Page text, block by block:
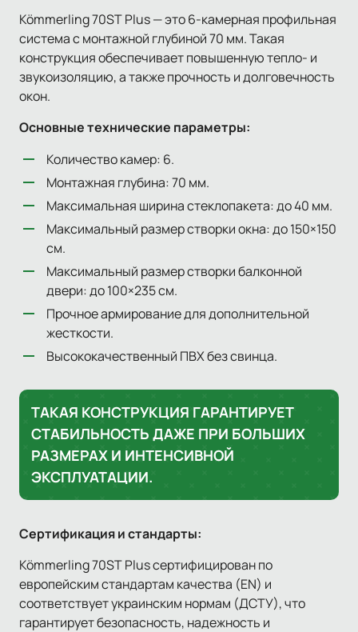
Kömmerling 70ST Plus — это 6-камерная профильная
система с монтажной глубиной 70 мм. Такая
конструкция обеспечивает повышенную тепло- и
звукоизоляцию, а также прочность и долговечность
окон.
Основные технические параметры:
Количество камер: 6.
Монтажная глубина: 70 мм.
Максимальная ширина стеклопакета: до 40 мм.
Максимальный размер створки окна: до 150×150
см.
Максимальный размер створки балконной
двери: до 100×235 см.
Прочное армирование для дополнительной
жесткости.
Высококачественный ПВХ без свинца.
ТАКАЯ КОНСТРУКЦИЯ ГАРАНТИРУЕТ
СТАБИЛЬНОСТЬ ДАЖЕ ПРИ БОЛЬШИХ
РАЗМЕРАХ И ИНТЕНСИВНОЙ
ЭКСПЛУАТАЦИИ.
Сертификация и стандарты:
Kömmerling 70ST Plus сертифицирован по
европейским стандартам качества (EN) и
соответствует украинским нормам (ДСТУ), что
гарантирует безопасность, надежность и